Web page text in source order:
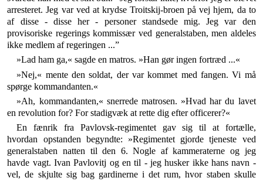
arresteret. Jeg var ved at krydse Troitskij-broen på vej hjem, da to
af disse - disse her - personer standsede mig. Jeg var den
provisoriske re­gerings kommissær ved generalstaben, men aldeles
ikke medlem af regeringen ...”
»Lad ham ga,« sagde en matros. »Han gør ingen for­træd ...«
»Nej,« mente den soldat, der var kommet med fangen. Vi må
spørge kommandanten.«
»Ah, kommandanten,« snerrede matrosen. »Hvad har du lavet
en revolution for? For stadigvæk at rette dig efter officerer?«
En fænrik fra Pavlovsk-regimentet gav sig til at for­tælle,
hvordan opstanden begyndte: »Regimentet gjorde tjeneste ved
generalstaben natten til den 6. Nogle af kammeraterne og jeg
havde vagt. Ivan Pavlovitj og en til - jeg husker ikke hans navn -
vel, de skjulte sig bag gardinerne i det rum, hvor staben skulle